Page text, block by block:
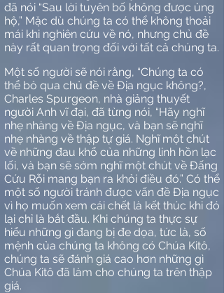
đã nói “Sau lời tuyên bố không được ủng
hộ,” Mặc dù chúng ta có thể không thoải
mái khi nghiên cứu về nó, nhưng chủ đề
này rất quan trọng đối với tất cả chúng ta.
Một số người sẽ nói rằng, “Chúng ta có
thể bỏ qua chủ đề về Địa ngục không?,
Charles Spurgeon, nhà giảng thuyết
người Anh vĩ đại, đã từng nói, “Hãy nghĩ
nhẹ nhàng về Địa ngục, và bạn sẽ nghĩ
nhẹ nhàng về thập tự giá. Nghĩ một chút
về những đau khổ của những linh hồn lạc
lối, và bạn sẽ sớm nghĩ một chút về Đấng
Cứu Rỗi mang bạn ra khỏi điều đó.” Có thể
một số người tránh được vấn đề Địa ngục
vì họ muốn xem cái chết là kết thúc khi đó
lại chỉ là bắt đầu. Khi chúng ta thực sự
hiểu những gì đang bị đe dọa, tức là, số
mệnh của chúng ta không có Chúa Kitô,
chúng ta sẽ đánh giá cao hơn những gì
Chúa Kitô đã làm cho chúng ta trên thập
giá.